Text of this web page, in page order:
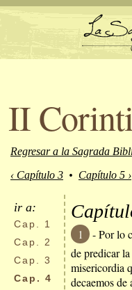
II
Regresar a la Sagrada
‹ Capítulo 3 • Capítulo 5 ›
ir a:
Cap.
1
Cap.
2
Cap.
3
Cap. 4
1
- Por lo
de predicar
misericordia
decaemos de